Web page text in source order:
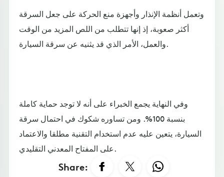
وتعمل أنظمة الإنذار وأجهزة منع الحركة على جعل السرقة
أكثر صعوبة، إذ إنها تتطلب من اللص المزيد من الوقت
والعمل، الأمر الذي قد يثنيه عن سرقة السيارة.
وفي النهاية يجمع الخبراء على أنه لا توجد حماية كاملة
بنسبة 100%. ومن تساوره شكوك في احتمال سرقة
السيارة، يتعين عليه عدم استخدام التقنية مطلقا والاعتماد
على المفتاح المعدني التقليدي.
Share: